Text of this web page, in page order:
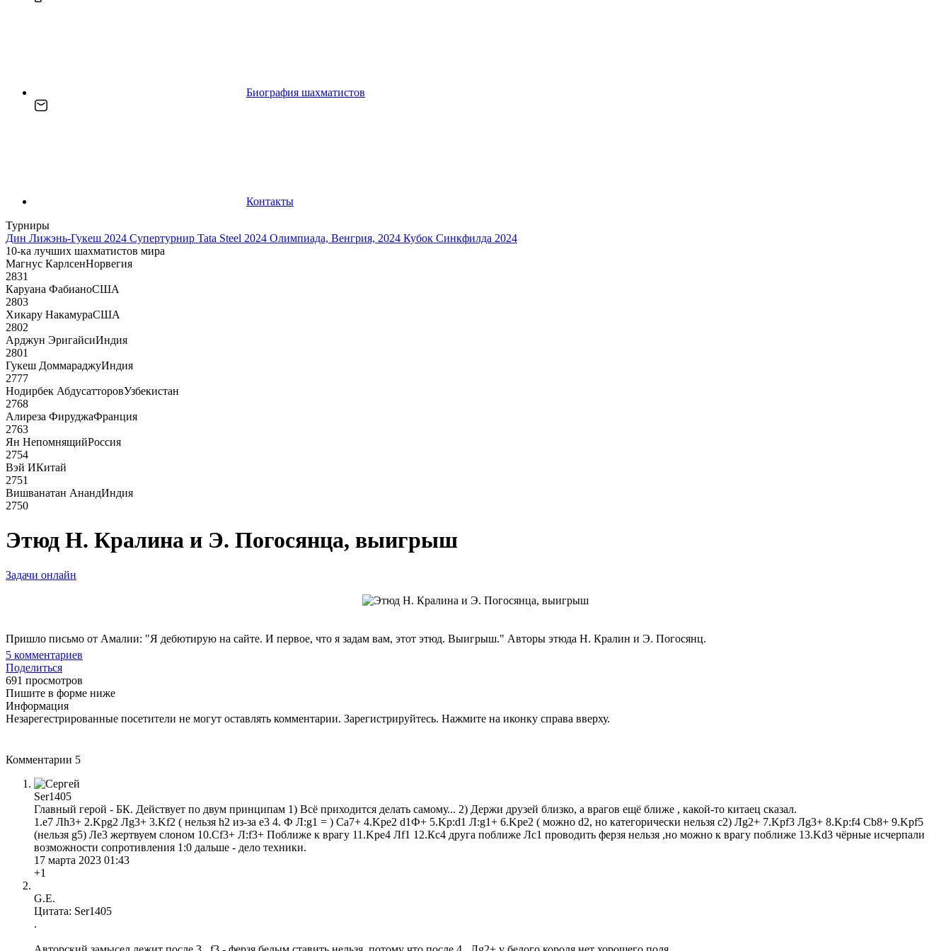
Биография шахматистов
Контакты
Турниры
Дин Лижэнь-Гукеш 2024 Супертурнир Tata Steel 2024 Олимпиада, Венгрия, 2024 Кубок Синкфилда 2024
10-ка лучших шахматистов мира
Магнус КарлсенНорвегия
2831
Каруана ФабианоСША
2803
Хикару НакамураСША
2802
Арджун ЭригайсиИндия
2801
Гукеш ДоммараджуИндия
2777
Нодирбек АбдусатторовУзбекистан
2768
Алиреза ФируджаФранция
2763
Ян НепомнящийРоссия
2754
Вэй ИКитай
2751
Вишванатан АнандИндия
2750
Этюд Н. Кралина и Э. Погосянца, выигрыш
Задачи онлайн
Пришло письмо от Амалии: "Я дебютирую на сайте. И первое, что я задам вам, этот этюд. Выигрыш." Авторы этюда Н. Кралин и Э. Погосянц.
5 комментариев
Поделиться
691 просмотров
Пишите в форме ниже
Информация
Незарегестрированные посетители не могут оставлять комментарии. Зарегистрируйтесь. Нажмите на иконку справа вверху.
Комментарии 5
Ser1405
Главный герой - БК. Действует по двум принципам 1) Всё приходится делать самому... 2) Держи друзей близко, а врагов ещё ближе , какой-то китаец сказал.
1.е7 Лh3+ 2.Kрg2 Лg3+ 3.Kf2 ( нельзя h2 из-за е3 4. Ф Л:g1 = ) Ca7+ 4.Kрe2 d1Ф+ 5.Kр:d1 Л:g1+ 6.Kрe2 ( можно d2, но категорически нельзя с2) Лg2+ 7.Kрf3 Лg3+ 8.Kр:f4 Сb8+ 9.Kрf5
(нельзя g5) Лe3 жертвуем слоном 10.Сf3+ Л:f3+ Поближе к врагу 11.Kрe4 Лf1 12.Кc4 друга поближе Лc1 проводить ферзя нельзя ,но можно к врагу поближе 13.Kd3 чёрные исчерпали
возможности сопротивления 1:0 дальше - дело техники.
17 марта 2023 01:43
+1
G.E.
Цитата: Ser1405
.